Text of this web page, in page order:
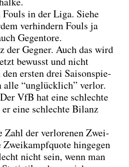
in der Liga. Sie­he
ver­hin­dern Fouls ja
Gegen­to­re.
der Geg­ner. Auch das wird
bewusst und nicht
den ers­ten drei Sai­son­spie­
alle “unglück­lich” ver­lor.
VfB hat eine schlech­te
eine schlech­te Bilanz
Zahl der ver­lo­re­nen Zwei­
hin­ge­gen
nicht sein, wenn man